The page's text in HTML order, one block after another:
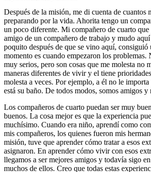
Después de la misión, me di cuenta de cuantos
preparando por la vida. Ahorita tengo un
un poco diferente. Mi compañero de cuarto que
amigo de un compañero de trabajo y mudo
poquito después de que se vino aquí, consiguió
momento es cuando empezaron los problemas.
muy serios, pero son cosas que me molesta no
maneras diferentes de vivir y el tiene
molesta a veces. Por ejemplo, a él no le
está su baño. De todos modos, somos amigos
Los compañeros de cuarto puedan ser muy
buenos. La cosa mejor es que la experiencia
muchísimo. Cuando era niño, aprendí como
mis compañeros, los quienes fueron mis
misión, tuve que aprender cómo tratar a esos
asignaron. En aprender cómo vivir con esos
llegamos a ser mejores amigos y todavía sigo
muchos de ellos. Creo que todas estas